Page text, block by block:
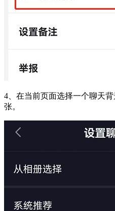
4、在当前页面选择一个聊天
张。